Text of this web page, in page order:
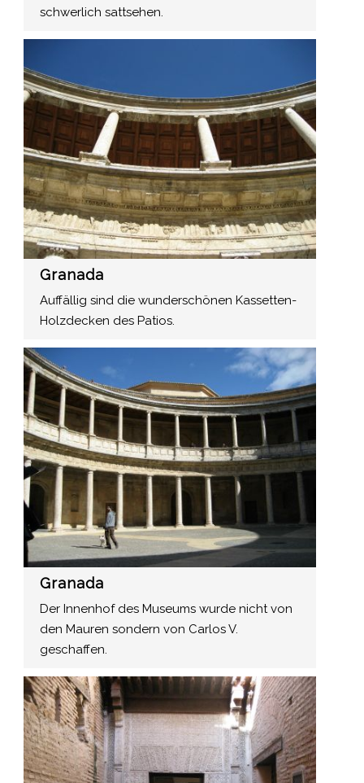
schwerlich sattsehen.
Granada
Auffällig sind die wunderschönen Kassetten-
Holzdecken des Patios.
Granada
Der Innenhof des Museums wurde nicht von
den Mauren sondern von Carlos V.
geschaffen.